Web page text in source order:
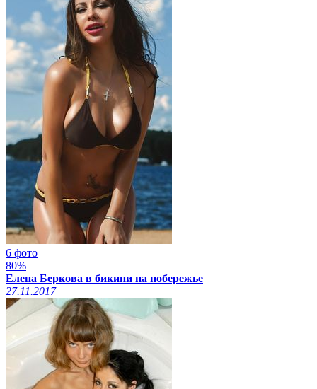
6 фото
80%
Елена Беркова в бикини на побережье
27.11.2017